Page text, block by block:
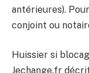
antérieures).
conjoint ou
Huissier si
Jechange.fr